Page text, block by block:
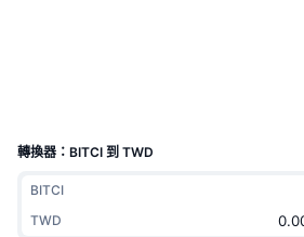
轉換器：BITCI 到 TWD
BITCI
TWD